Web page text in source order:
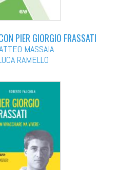
PIER GIORGIO FRASSATI
MASSAIA
RAMELLO